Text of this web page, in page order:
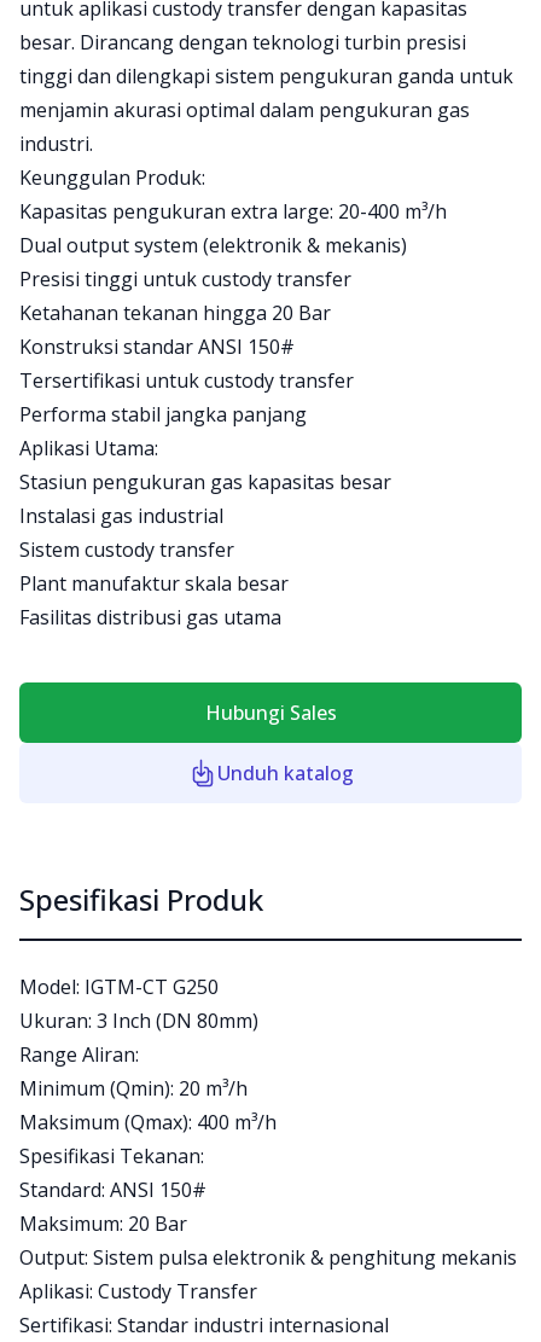
untuk aplikasi custody transfer dengan kapasitas
besar. Dirancang dengan teknologi turbin presisi
tinggi dan dilengkapi sistem pengukuran ganda untuk
menjamin akurasi optimal dalam pengukuran gas
industri.
Keunggulan Produk:
Kapasitas pengukuran extra large: 20-400 m³/h
Dual output system (elektronik & mekanis)
Presisi tinggi untuk custody transfer
Ketahanan tekanan hingga 20 Bar
Konstruksi standar ANSI 150#
Tersertifikasi untuk custody transfer
Performa stabil jangka panjang
Aplikasi Utama:
Stasiun pengukuran gas kapasitas besar
Instalasi gas industrial
Sistem custody transfer
Plant manufaktur skala besar
Fasilitas distribusi gas utama
Hubungi Sales
Unduh katalog
Spesifikasi Produk
Model: IGTM-CT G250
Ukuran: 3 Inch (DN 80mm)
Range Aliran:
Minimum (Qmin): 20 m³/h
Maksimum (Qmax): 400 m³/h
Spesifikasi Tekanan:
Standard: ANSI 150#
Maksimum: 20 Bar
Output: Sistem pulsa elektronik & penghitung mekanis
Aplikasi: Custody Transfer
Sertifikasi: Standar industri internasional